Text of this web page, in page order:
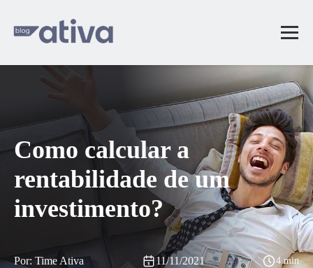
Como calcular a
rentabilidade de um
investimento?
Por: Time Ativa 11/11/2021 4 min